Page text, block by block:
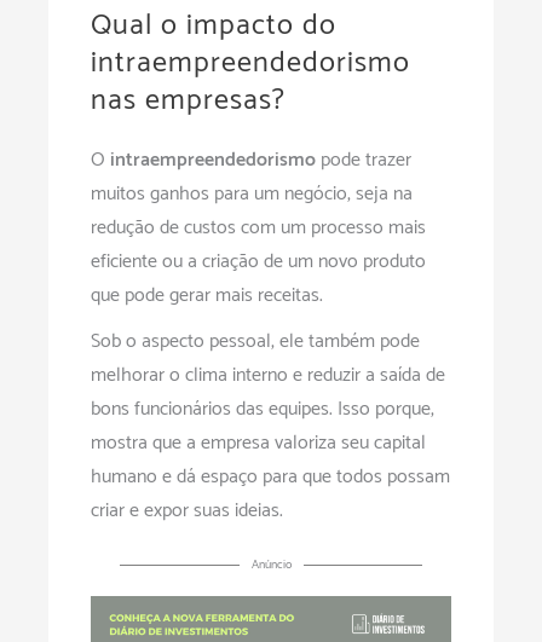
Qual o impacto do
intraempreendedorismo
nas empresas?
O intraempreendedorismopode trazer
muitos ganhos para um negócio, seja na
redução de custos com um processo mais
eficiente ou a criação de um novo produto
que pode gerar mais receitas.
Sob o aspecto pessoal, ele também pode
melhorar o clima interno e reduzir a saída de
bons funcionários das equipes. Isso porque,
mostra que a empresa valoriza seu capital
humano e dá espaço para que todos possam
criar e expor suas ideias.
Anúncio